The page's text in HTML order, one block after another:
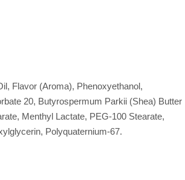
Flavor (Aroma), Phenoxyethanol,
20, Butyrospermum Parkii (Shea) Butter
Menthyl Lactate, PEG-100 Stearate,
Polyquaternium-67.